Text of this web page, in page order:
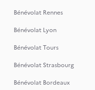
Bénévolat Rennes
Bénévolat Lyon
Bénévolat Tours
Bénévolat Strasbourg
Bénévolat Bordeaux